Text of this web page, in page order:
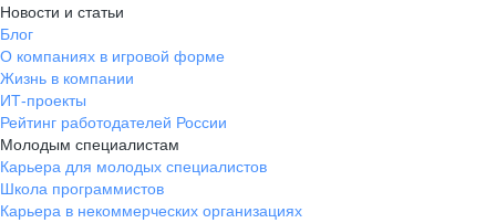
Новости и статьи
Блог
О компаниях в игровой форме
Жизнь в компании
ИТ-проекты
Рейтинг работодателей России
Молодым специалистам
Карьера для молодых специалистов
Школа программистов
Карьера в некоммерческих организациях